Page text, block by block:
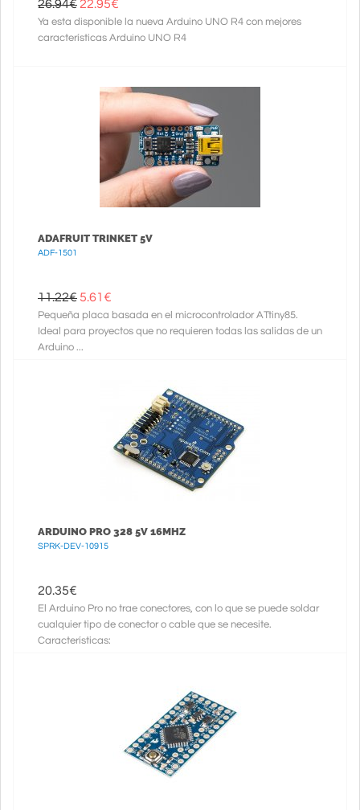
26.94€ 22.95€
Ya esta disponible la nueva Arduino UNO R4 con mejores
características Arduino UNO R4
ADAFRUIT TRINKET 5V
ADF-1501
11.22€5.61 €
Pequeña placa basada en el microcontrolador ATtiny85.
Ideal para proyectos que no requieren todas las salidas de un
Arduino ...
ARDUINO PRO 328 5V 16MHZ
SPRK-DEV-10915
20.35€
El Arduino Pro no trae conectores, con lo que se puede soldar
cualquier tipo de conector o cable que se necesite.
Características: